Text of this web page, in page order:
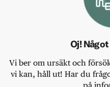
Oj!
Vi ber om ursäkt och
vi kan, håll ut! Har du